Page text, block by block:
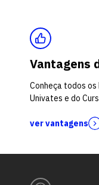
Vantagens
Conheça todos
Univates e do
ver vantagens